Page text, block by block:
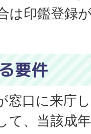
は印鑑登録
要件
窓口に来庁
て、当該成